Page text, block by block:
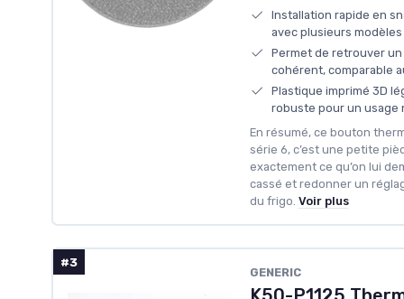
Installation rapide en
avec plusieurs
Permet de retrouver
cohérent, comparable
Plastique imprimé 3D
robuste pour un usage
En résumé, ce bouton
série 6, c’est une petite
exactement ce qu’on lui
cassé et redonner un
du frigo. Voir plus
#3
GENERIC